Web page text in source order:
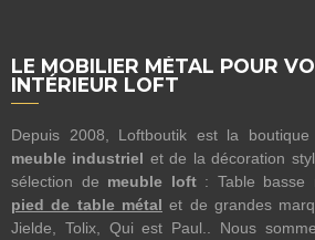
LE MOBILIER MÉTAL POUR
INTÉRIEUR LOFT
Depuis 2008, Loftboutik est la
meuble industriel et de la décoration
sélection de meuble loft: Table basse
pied de table métal et de grandes
Jielde, Tolix, Qui est Paul.. Nous